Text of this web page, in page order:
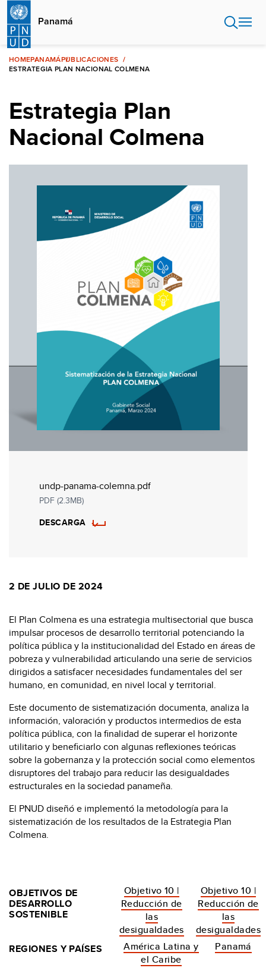
Pasar
contenido
principal
Panamá
HOMEPANAMÁPUBLICACIONES
ESTRATEGIA PLAN NACIONAL COLMENA
Estrategia Plan
Nacional Colmena
undp-panama-colemna.pdf
PDF (2.3MB)
DESCARGA
2 DE JULIO DE 2024
El Plan Colmena es una estrategia multisectorial que busca
impulsar procesos de desarrollo territorial potenciando la
política pública y la institucionalidad del Estado en áreas de
pobreza y vulnerabilidad articulando una serie de servicios
dirigidos a satisfacer necesidades fundamentales del ser
humano, en comunidad, en nivel local y territorial.
Este documento de sistematización documenta, analiza la
información, valoración y productos intermedios de esta
política pública, con la finalidad de superar el horizonte
utilitario y beneficiarlo con algunas reflexiones teóricas
sobre la gobernanza y la protección social como elementos
disruptores del trabajo para reducir las desigualdades
estructurales en la sociedad panameña.
El PNUD diseñó e implementó la metodología para la
sistematización de los resultados de la Estrategia Plan
Colmena.
OBJETIVOS DE
DESARROLLO
SOSTENIBLE
Objetivo 10 |
Reducción de
las
desigualdades
Objetivo 10 |
Reducción de
las
desigualdades
REGIONES Y PAÍSES
América Latina y
el Caribe
Panamá